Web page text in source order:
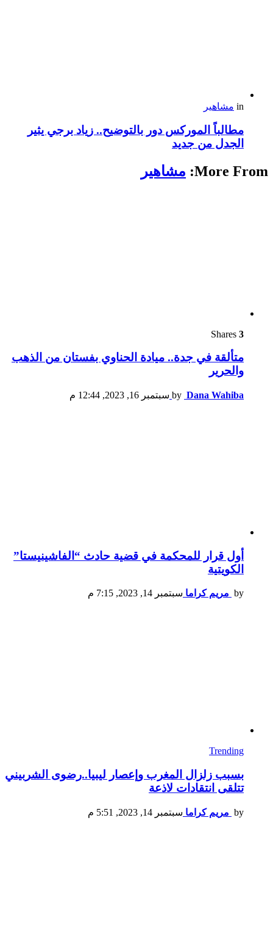
in مشاهير
مطالباً الموركس دور بالتوضيح.. زياد برجي يثير
الجدل من جديد
More From: مشاهير
3
متألقة في جدة.. ميادة الحناوي بفستان من الذهب
والحرير
by Dana Wahiba سبتمبر 16, 2023, 12:44 م
أول قرار للمحكمة في قضية حادث “الفاشينيستا”
الكويتية
by مريم كراما سبتمبر 14, 2023, 7:15 م
Trending
بسبب زلزال المغرب وإعصار ليبيا..رضوى الشربيني
تتلقى انتقادات لاذعة
by مريم كراما سبتمبر 14, 2023, 5:51 م